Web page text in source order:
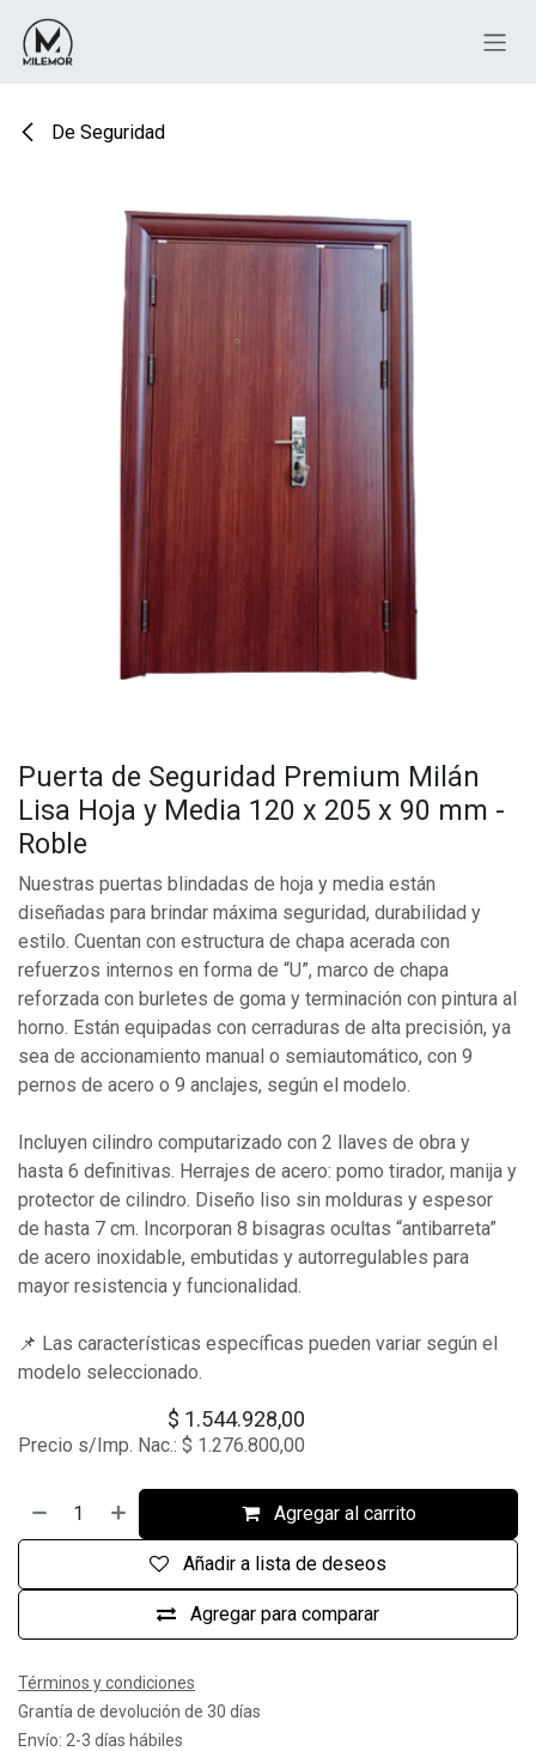
Ir al contenido
De Seguridad
Puerta de Seguridad Premium Milán
Lisa Hoja y Media 120 x 205 x 90 mm -
Roble
Nuestras puertas blindadas de hoja y media están
diseñadas para brindar máxima seguridad, durabilidad y
estilo. Cuentan con estructura de chapa acerada con
refuerzos internos en forma de “U”, marco de chapa
reforzada con burletes de goma y terminación con pintura al
horno. Están equipadas con cerraduras de alta precisión, ya
sea de accionamiento manual o semiautomático, con 9
pernos de acero o 9 anclajes, según el modelo.
Incluyen cilindro computarizado con 2 llaves de obra y
hasta 6 definitivas. Herrajes de acero: pomo tirador, manija y
protector de cilindro. Diseño liso sin molduras y espesor
de hasta 7 cm. Incorporan 8 bisagras ocultas “antibarreta”
de acero inoxidable, embutidas y autorregulables para
mayor resistencia y funcionalidad.
📌 Las características específicas pueden variar según el
modelo seleccionado.
$ 1.544.928,00
Precio s/Imp. Nac.: $ 1.276.800,00
Agregar al carrito
Agregar para comparar
Añadir a lista de deseos
Términos y condiciones
Grantía de devolución de 30 días
Envío: 2-3 días hábiles